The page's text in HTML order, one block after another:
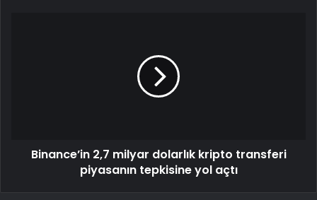
Binance’in 2,7 milyar dolarlık kripto transferi
piyasanın tepkisine yol açtı